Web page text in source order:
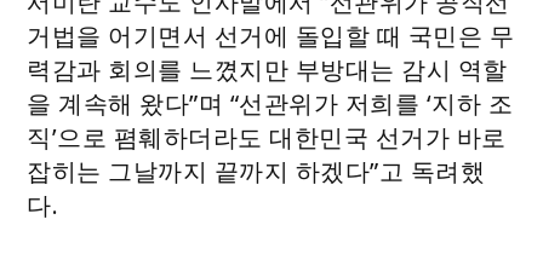
거법을 어기면서 선거에 돌입할 때 국민은 무
력감과 회의를 느꼈지만 부방대는 감시 역할
을 계속해 왔다”며 “선관위가 저희를 ‘지하 조
직’으로 폄훼하더라도 대한민국 선거가 바로
잡히는 그날까지 끝까지 하겠다”고 독려했
다.